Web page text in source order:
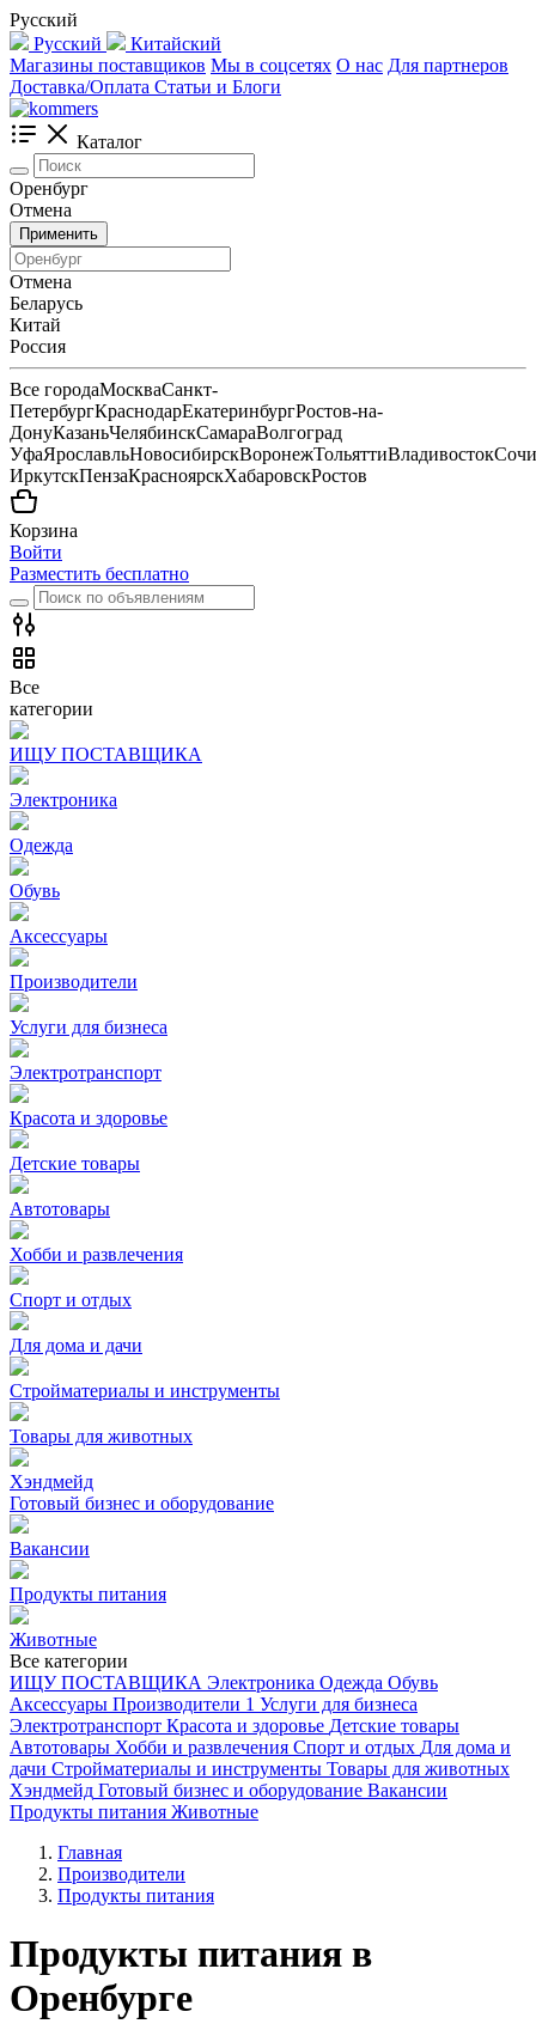
Русский
Русский
Китайский
Магазины поставщиков Мы в соцсетях О нас Для партнеров
Доставка/Оплата Статьи и Блоги
Каталог
Оренбург
Отмена
Применить
Отмена
Беларусь
Китай
Россия
Все городаМоскваСанкт-
ПетербургКраснодарЕкатеринбургРостов-на-
ДонуКазаньЧелябинскСамараВолгоград
УфаЯрославльНовосибирскВоронежТольяттиВладивостокСочи
ИркутскПензаКрасноярскХабаровскРостов
Корзина
Войти
Разместить бесплатно
Все
категории
ИЩУ ПОСТАВЩИКА
Электроника
Одежда
Обувь
Аксессуары
Производители
Услуги для бизнеса
Электротранспорт
Красота и здоровье
Детские товары
Автотовары
Хобби и развлечения
Спорт и отдых
Для дома и дачи
Стройматериалы и инструменты
Товары для животных
Хэндмейд
Готовый бизнес и оборудование
Вакансии
Продукты питания
Животные
Все категории
ИЩУ ПОСТАВЩИКА Электроника Одежда Обувь
Аксессуары Производители 1 Услуги для бизнеса
Электротранспорт Красота и здоровье Детские товары
Автотовары Хобби и развлечения Спорт и отдых Для дома и
дачи Стройматериалы и инструменты Товары для животных
Хэндмейд Готовый бизнес и оборудование Вакансии
Продукты питания Животные
Главная
Производители
Продукты питания
Продукты питания в
Оренбурге